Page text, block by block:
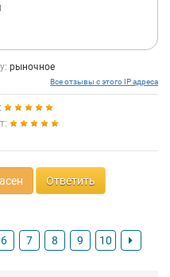
рыночное
Все отзывы с этого IP адреса
Ответить
6 7 8 9 10